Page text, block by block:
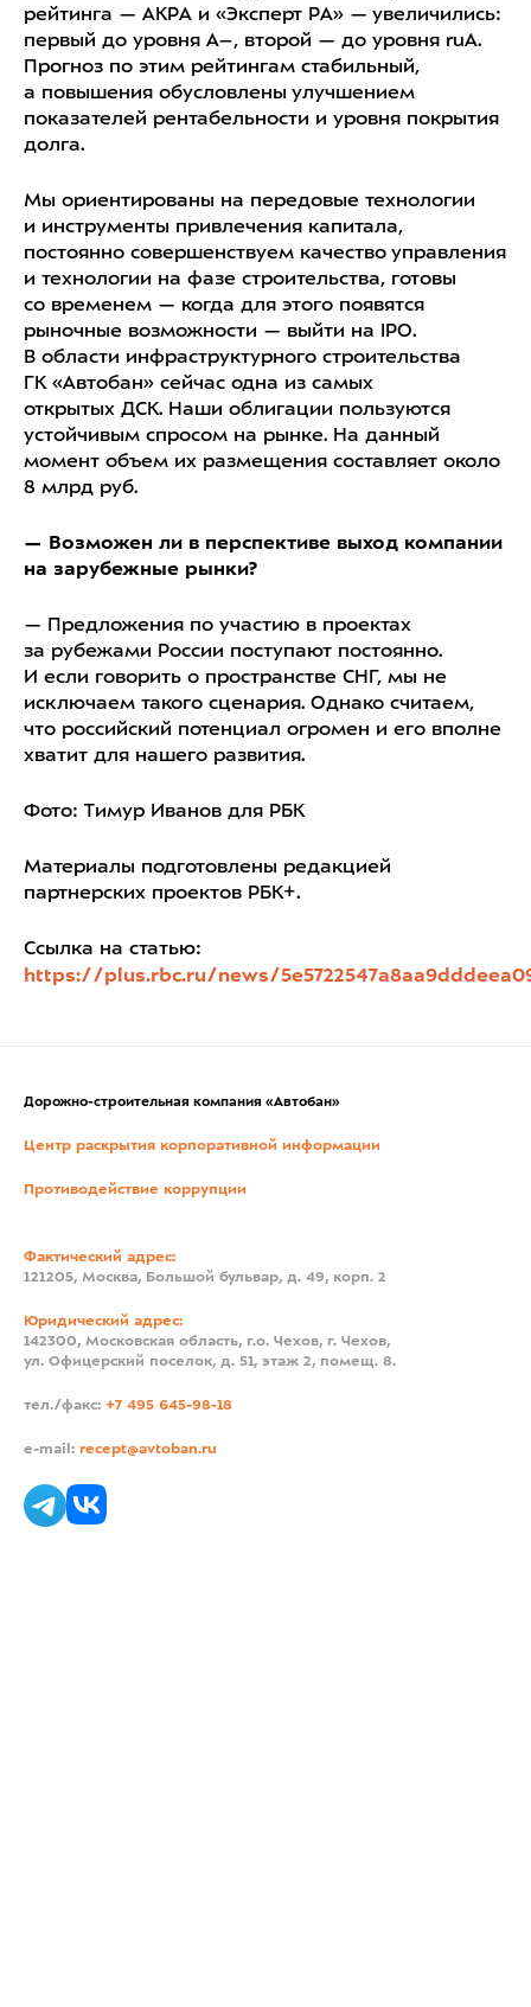
рейтинга — АКРА и «Эксперт РА» — увеличились:
первый до уровня А–, второй — до уровня ruA.
Прогноз по этим рейтингам стабильный,
а повышения обусловлены улучшением
показателей рентабельности и уровня покрытия
долга.
Мы ориентированы на передовые технологии
и инструменты привлечения капитала,
постоянно совершенствуем качество управления
и технологии на фазе строительства, готовы
со временем — когда для этого появятся
рыночные возможности — выйти на IPO.
В области инфраструктурного строительства
ГК «Автобан» сейчас одна из самых
открытых ДСК. Наши облигации пользуются
устойчивым спросом на рынке. На данный
момент объем их размещения составляет около
8 млрд руб.
— Возможен ли в перспективе выход компании
на зарубежные рынки?
— Предложения по участию в проектах
за рубежами России поступают постоянно.
И если говорить о пространстве СНГ, мы не
исключаем такого сценария. Однако считаем,
что российский потенциал огромен и его вполне
хватит для нашего развития.
Фото: Тимур Иванов для РБК
Материалы подготовлены редакцией
партнерских проектов РБК+.
Ссылка на статью:
https://plus.rbc.ru/news/
Дорожно-строительная компания «Автобан»
Центр раскрытия корпоративной информации
Противодействие коррупции
Фактический адрес:
121205, Москва, Большой бульвар, д. 49, корп. 2
Юридический адрес:
142300, Московская область, г.о. Чехов, г. Чехов,
ул. Офицерский поселок, д. 51, этаж 2, помещ. 8.
тел./факс: +7 495 645-98-18
e-mail: recept@avtoban.ru